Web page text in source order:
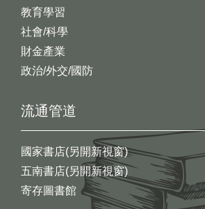
教育學習
社會/科學
財金產業
政治/外交/國防
流通管道
國家書店(另開新視窗)
五南書店(另開新視窗)
寄存圖書館